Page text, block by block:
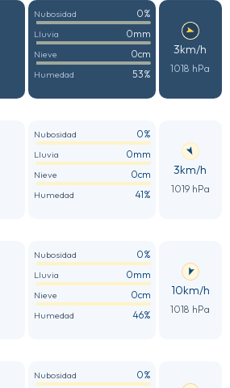
Nubosidad 0%
Lluvia 0mm
Nieve 0cm
Humedad 53%
3km/h
1018 hPa
Nubosidad 0%
Lluvia 0mm
Nieve 0cm
Humedad 41%
3km/h
1019 hPa
Nubosidad 0%
Lluvia 0mm
Nieve 0cm
Humedad 46%
10km/h
1018 hPa
Nubosidad 0%